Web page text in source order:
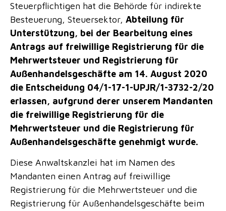
Steuerpflichtigen hat die Behörde für indirekte
Besteuerung, Steuersektor, Abteilung für
Unterstützung, bei der Bearbeitung eines
Antrags auf freiwillige Registrierung für die
Mehrwertsteuer und Registrierung für
Außenhandelsgeschäfte am 14. August 2020
die Entscheidung 04/1-17-1-UPJR/1-3732-2/20
erlassen, aufgrund derer unserem Mandanten
die freiwillige Registrierung für die
Mehrwertsteuer und die Registrierung für
Außenhandelsgeschäfte genehmigt wurde.
Diese Anwaltskanzlei hat im Namen des
Mandanten einen Antrag auf freiwillige
Registrierung für die Mehrwertsteuer und die
Registrierung für Außenhandelsgeschäfte beim